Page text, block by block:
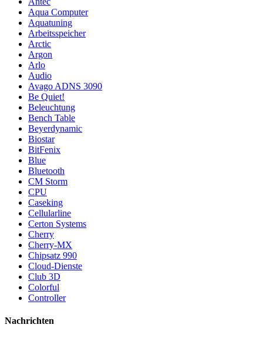
Aqua Computer
Aquatuning
Arbeitsspeicher
Arctic
Argon
Arlo
Audio
Avago ADNS 3090
Be Quiet!
Beleuchtung
Bench Table
Beyerdynamic
Biostar
BitFenix
Blue
Bluetooth
CM Storm
CPU
Caseking
Cellularline
Certon Systems
Cherry
Cherry-MX
Chipsatz 990
Cloud-Dienste
Club 3D
Colorful
Controller
Nachrichten